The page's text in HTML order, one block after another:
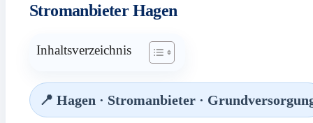
Stromanbieter Hagen
Inhaltsverzeichnis
📍 Hagen · Stromanbieter ·